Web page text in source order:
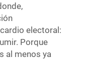
electoral:
Porque
al menos ya